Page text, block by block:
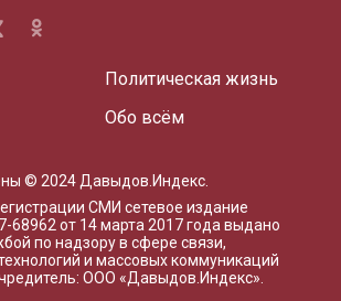
Политическая жизнь
Обо всём
© 2024 Давыдов.Индекс.
СМИ сетевое издание
от 14 марта 2017 года выдано
по надзору в сфере связи,
и массовых коммуникаций
ООО «Давыдов.Индекс».